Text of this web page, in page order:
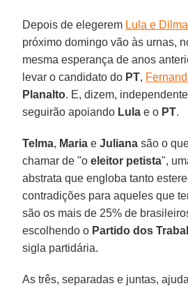
Depois de elegerem Lula e Dilma
próximo domingo vão às urnas,
mesma esperança de anos
levar o candidato do PT,
Planalto. E, dizem,
seguirão apoiando Lulae o PT.
Telma, Maria e Juliana são o
chamar de "oeleitor petista",
abstrata que engloba tanto
contradições para aqueles que
são os mais de 25% de
escolhendo o Partido dos
sigla partidária.
As três, separadas e juntas,